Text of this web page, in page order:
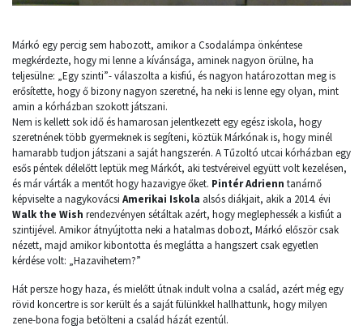
Márkó egy percig sem habozott, amikor a Csodalámpa önkéntese
megkérdezte, hogy mi lenne a kívánsága, aminek nagyon örülne, ha
teljesülne: „Egy szinti”- válaszolta a kisfiú, és nagyon határozottan meg is
erősítette, hogy ő bizony nagyon szeretné, ha neki is lenne egy olyan, mint
amin a kórházban szokott játszani.
Nem is kellett sok idő és hamarosan jelentkezett egy egész iskola, hogy
szeretnének több gyermeknek is segíteni, köztük Márkónak is, hogy minél
hamarabb tudjon játszani a saját hangszerén. A Tűzoltó utcai kórházban egy
esős péntek délelőtt leptük meg Márkót, aki testvéreivel együtt volt kezelésen,
és már várták a mentőt hogy hazavigye őket. Pintér Adrienn tanárnő
képviselte a nagykovácsi Amerikai Iskola alsós diákjait, akik a 2014. évi
Walk the Wish rendezvényen sétáltak azért, hogy meglephessék a kisfiút a
szintijével. Amikor átnyújtotta neki a hatalmas dobozt, Márkó először csak
nézett, majd amikor kibontotta és meglátta a hangszert csak egyetlen
kérdése volt: „Hazavihetem?”
Hát persze hogy haza, és mielőtt útnak indult volna a család, azért még egy
rövid koncertre is sor került és a saját fülünkkel hallhattunk, hogy milyen
zene-bona fogja betölteni a család házát ezentúl.